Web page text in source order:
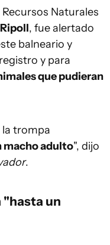
Naturales
, fue alertado
balneario y
y para
que pudieran
la trompa
macho adulto", dijo
.
"hasta un